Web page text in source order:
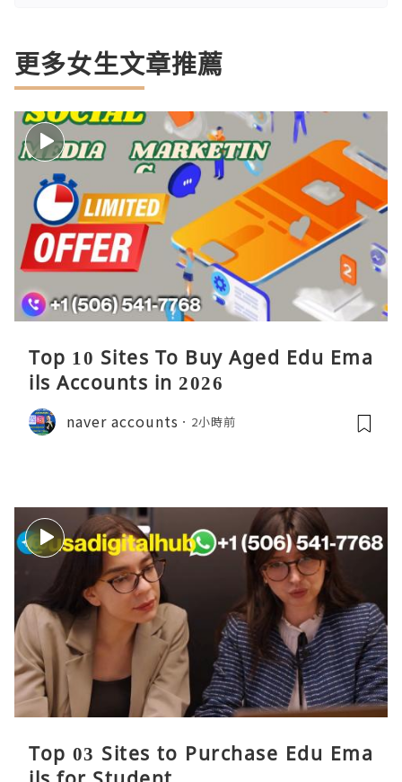
更多女生文章推薦
Top 10 Sites To Buy Aged Edu Ema
ils Accounts in 2026
naver accounts 2小時前
Top 03 Sites to Purchase Edu Ema